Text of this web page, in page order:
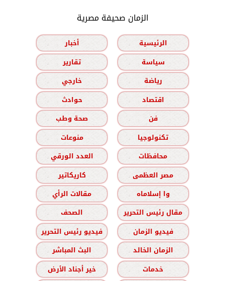
الزمان صحيفة مصرية
الرئيسية
أخبار
سياسة
تقارير
رياضة
خارجي
اقتصاد
حوادث
فن
صحة وطب
تكنولوجيا
منوعات
محافظات
العدد الورقي
مصر العظمى
كاريكاتير
وا إسلاماه
مقالات الرأي
مقال رئيس التحرير
الصحف
فيديو الزمان
فيديو رئيس التحرير
الزمان الخالد
البث المباشر
خدمات
خير أجناد الأرض